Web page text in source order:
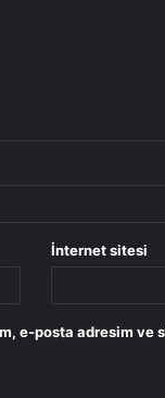
İnternet sitesi
e-posta adresim ve